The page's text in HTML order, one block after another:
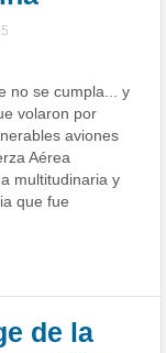
no se cumpla... y
volaron por
aviones
Aérea
multitudinaria y
que fue
de la